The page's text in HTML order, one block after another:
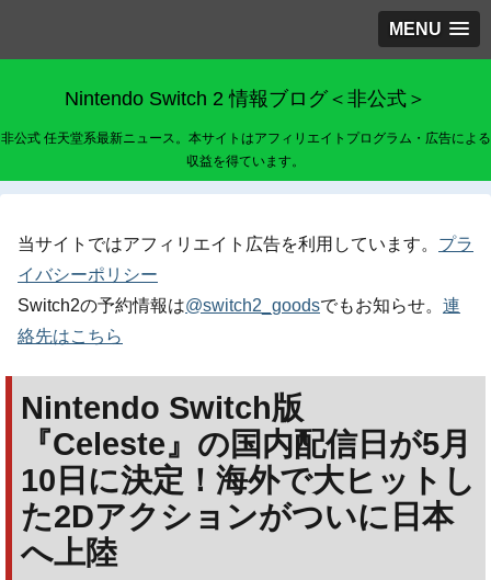
MENU
Nintendo Switch 2 情報ブログ＜非公式＞
非公式 任天堂系最新ニュース。本サイトはアフィリエイトプログラム・広告による
収益を得ています。
当サイトではアフィリエイト広告を利用しています。 プラ
イバシーポリシー
Switch2の予約情報は@switch2_goodsでもお知らせ。 連
絡先はこちら
Nintendo Switch版
『Celeste』の国内配信日が5月
10日に決定！海外で大ヒットし
た2Dアクションがついに日本
へ上陸